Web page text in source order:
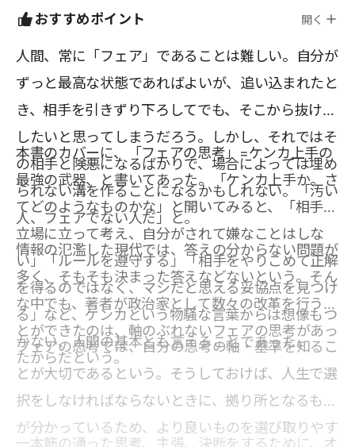
おすすめポイント 開く
人間、常に「フェア」であることは難しい。自分が
ずっと最高な状態であればよいが、追い込まれたと
き、相手を引きずり下ろしてでも、そこから抜け出
したいと思ってしまうだろう。しかし、それではそ
の相手と険悪になるばかりで、場合によっては埋め
られない溝を作ることになるかもしれない。「汚い
人、フェアでない人だ」と。
本書のカバーに、「フェアの思考」=ケンカ上手の
最強の武器、と書いてあった。「ケンカ上手か。さ
てどのようなものかな」と開いてみると、「相手の
立場に立って考え、自分がされて嫌なことはしな
い」「ルールを遵守する」「相手をやりこめて正解
を得るのではなく、マシだと思える妥協点を見つけ
る」など、ケンカという物騒な言葉からは想像もつ
かない、人間の基本とも言えることであった。
情報の氾濫した現代では、答えの分からない問題が
多く、そもそも決まった答えなどないという。そん
な中でも、著者が政治家として数々の改革を行うこ
とができたのは、軸のぶれないフェアの思考があっ
たからだという。
フェアの思考では、自分の思考の軸・基準を知るこ
とが大切であるという。そうしておけば、人生で選
択をしなければならないときに、拠り所となるもの
が分かっているため、より良いものを選び取りやす
一本筋の通った思考、主張、決断をするために、オ